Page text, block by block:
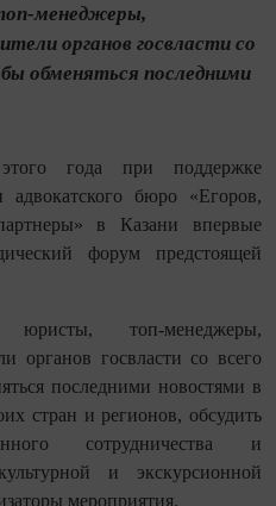
менеджеры,
органов госвласти со
обменяться последними
года при поддержке
адвокатского бюро «Егоров,
в Казани впервые
форум предстоящей
топ-менеджеры,
органов госвласти со всего
последними новостями в
стран и регионов, обсудить
сотрудничества и
и экскурсионной
мероприятия.